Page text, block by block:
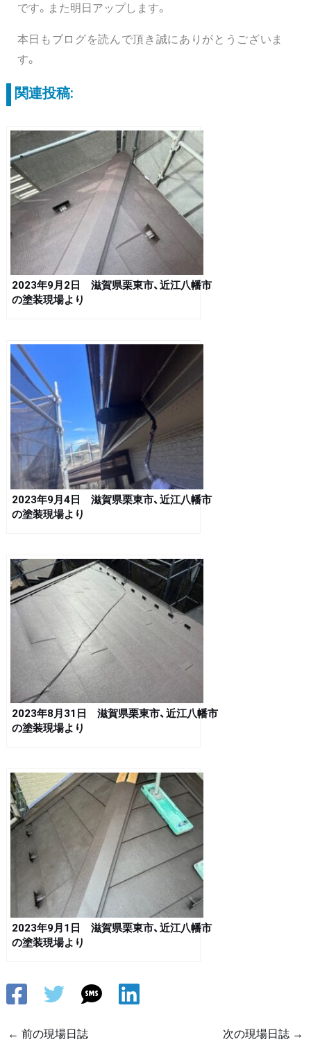
です。また明日アップします。
本日もブログを読んで頂き誠にありがとうございま
す。
関連投稿:
2023年9月2日 滋賀県栗東市、近江八幡市
の塗装現場より
2023年9月4日 滋賀県栗東市、近江八幡市
の塗装現場より
2023年8月31日 滋賀県栗東市、近江八幡市
の塗装現場より
2023年9月1日 滋賀県栗東市、近江八幡市
の塗装現場より
← 前の現場日誌 次の現場日誌 →